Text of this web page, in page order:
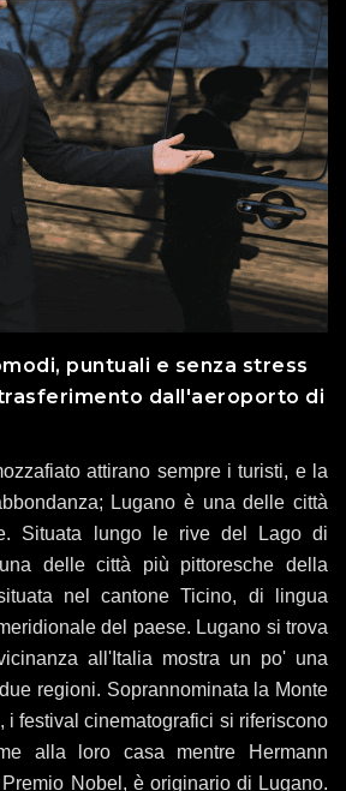
puntuali e senza stress
dall'aeroporto di
attirano sempre i turisti, e la
Lugano è una delle città
Situata lungo le rive del Lago di
delle città più pittoresche della
nel cantone Ticino, di lingua
del paese. Lugano si trova
all'Italia mostra un po' una
regioni. Soprannominata la Monte
i festival cinematografici si riferiscono
alla loro casa mentre Hermann
Nobel, è originario di Lugano.